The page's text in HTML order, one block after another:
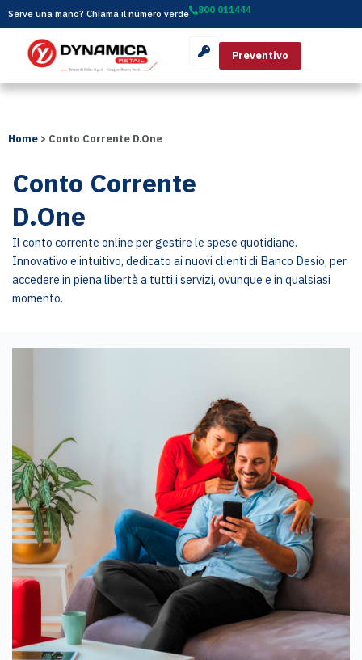
Serve una mano? Chiama il numero verde 800 011444
Preventivo
Home > Conto Corrente D.One
Conto Corrente
D.One
Il conto corrente online per gestire le spese quotidiane.
Innovativo e intuitivo, dedicato ai nuovi clienti di Banco Desio, per
accedere in piena libertà a tutti i servizi, ovunque e in qualsiasi
momento.